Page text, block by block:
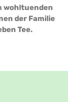
wohltuenden
der Familie
Tee.